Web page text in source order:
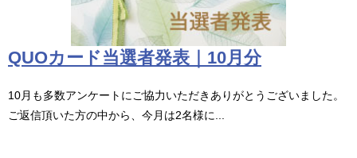
QUOカード当選者発表｜10月分
10月も多数アンケートにご協力いただきありがとうございました。
ご返信頂いた方の中から、今月は2名様に...